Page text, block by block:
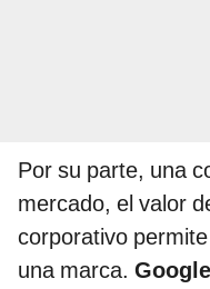
Por su parte, una
mercado, el valor
corporativo
una marca.